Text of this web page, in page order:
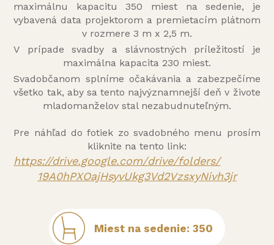
maximálnu kapacitu 350 miest na sedenie, je
vybavená data projektorom a premietacím plátnom
v rozmere 3 m x 2,5 m.
V prípade svadby a slávnostných príležitostí je
maximálna kapacita 230 miest.
Svadobčanom splníme očakávania a zabezpečíme
všetko tak, aby sa tento najvýznamnejší deň v živote
mladomanželov stal nezabudnuteľným.
Pre náhľad do fotiek zo svadobného menu prosím
kliknite na tento link:
https://drive.google.com/drive/folders/
19A0hPXOajHsyvUkg3Vd2VzsxyNivh3jr
Miest na sedenie: 350